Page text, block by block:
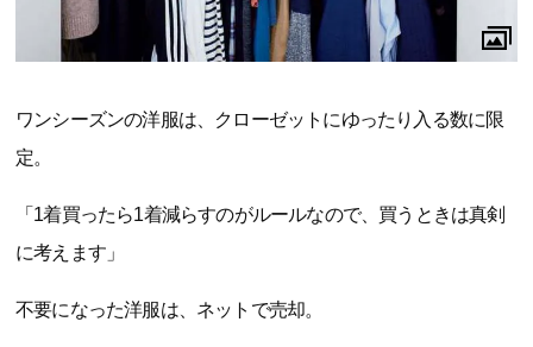
ワンシーズンの洋服は、クローゼットにゆったり入る数に限
定。
「1着買ったら1着減らすのがルールなので、買うときは真剣
に考えます」
不要になった洋服は、ネットで売却。